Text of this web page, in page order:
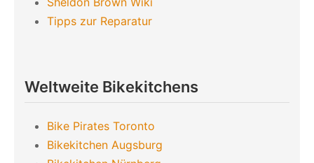
Tipps zur Reparatur
Weltweite Bikekitchens
Bike Pirates Toronto
Bikekitchen Augsburg